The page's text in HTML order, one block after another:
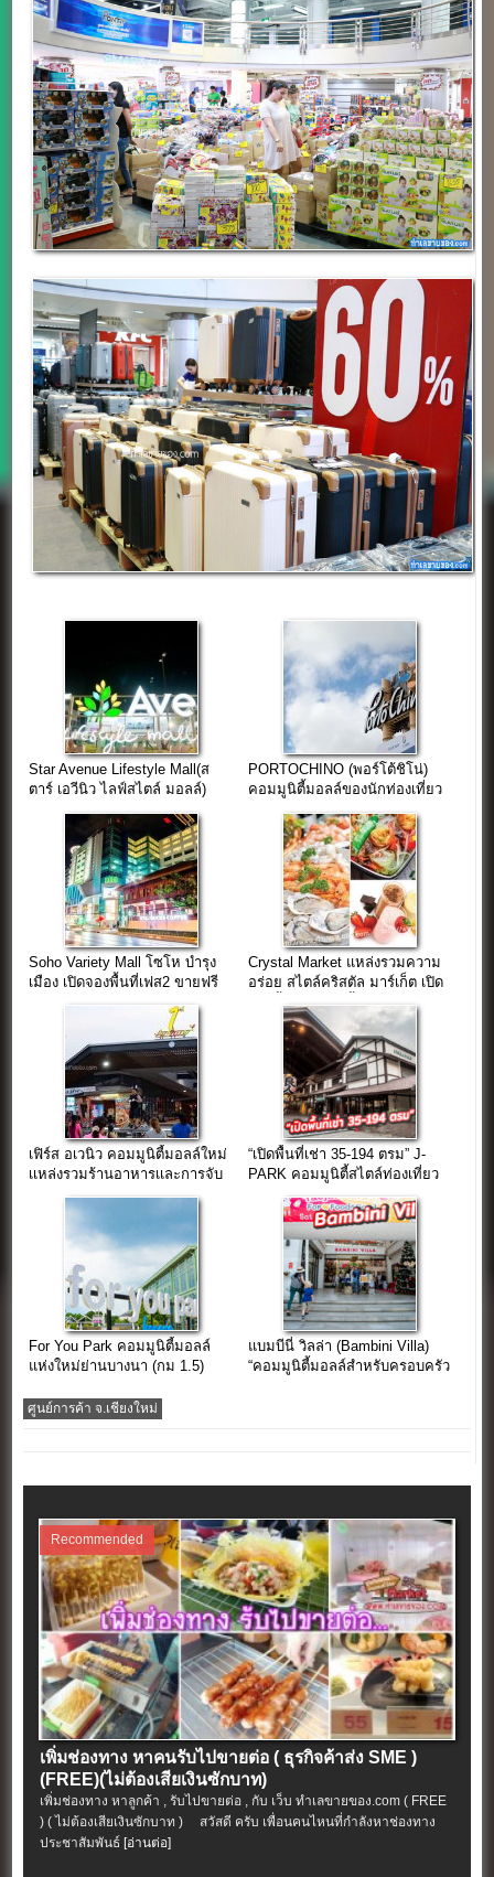
Star Avenue Lifestyle Mall(ส
ตาร์ เอวีนิว ไลฟ์สไตล์ มอลล์)
PORTOCHINO (พอร์โต้ชิโน่)
คอมมูนิตี้มอลล์ของนักท่องเที่ยว
Soho Variety Mall โซโห บํารุง
เมือง เปิดจองพื้นที่เฟส2 ขายฟรี
Crystal Market แหล่งรวมความ
อร่อย สไตล์คริสตัล มาร์เก็ต เปิด
เฟิร์ส อเวนิว คอมมูนิตี้มอลล์ใหม่
เเหล่งรวมร้านอาหารเเละการจับ
“เปิดพื้นที่เช่า 35-194 ตรม” J-
PARK คอมมูนิตี้สไตล์ท่องเที่ยว
แหล่งช้อปใกล้กรุงเทพฯ
For You Park คอมมูนิตี้มอลล์
แห่งใหม่ย่านบางนา (กม 1.5)
แบมบีนี่ วิลล่า (Bambini Villa)
“คอมมูนิตี้มอลล์สำหรับครอบครัว
ศูนย์การค้า จ.เชียงใหม่
Recommended
เพิ่มช่องทาง หาคนรับไปขายต่อ ( ธุรกิจค้าส่ง SME )
(FREE)(ไม่ต้องเสียเงินซักบาท)
เพิ่มช่องทาง หาลูกค้า , รับไปขายต่อ , กับ เว็บ ทำเลขายของ.com ( FREE
) ( ไม่ต้องเสียเงินซักบาท ) สวัสดี ครับ เพื่อนคนไหนที่กำลังหาช่องทาง
ประชาสัมพันธ์[อ่านต่อ]